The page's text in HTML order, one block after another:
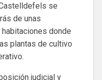
se
de unas
donde
plantas de cultivo
judicial y